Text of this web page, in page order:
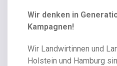
Wir denken in
Kampagnen!
Wir Landwirtinnen und
Holstein und Hamburg